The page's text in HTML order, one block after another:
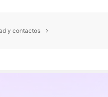
y contactos